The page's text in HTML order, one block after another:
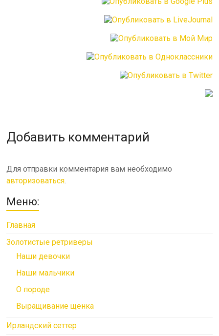
Добавить комментарий
Для отправки комментария вам необходимо
авторизоваться.
Меню:
Главная
Золотистые ретриверы
Наши девочки
Наши мальчики
О породе
Выращивание щенка
Ирландский сеттер